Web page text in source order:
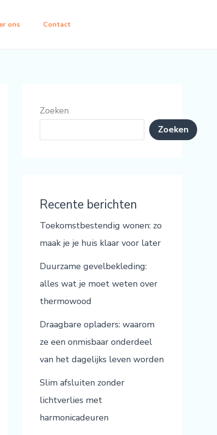
ons Contact
Zoeken
Zoeken
Recente berichten
Toekomstbestendig wonen: zo
maak je je huis klaar voor later
Duurzame gevelbekleding:
alles wat je moet weten over
thermowood
Draagbare opladers: waarom
ze een onmisbaar onderdeel
van het dagelijks leven worden
Slim afsluiten zonder
lichtverlies met
harmonicadeuren